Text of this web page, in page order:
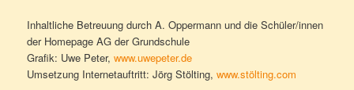
Inhaltliche Betreuung durch A. Oppermann und die Schüler/innen
der Homepage AG der Grundschule
Grafik: Uwe Peter,www.uwepeter.de
Umsetzung Internetauftritt: Jörg Stölting,www.stölting.com